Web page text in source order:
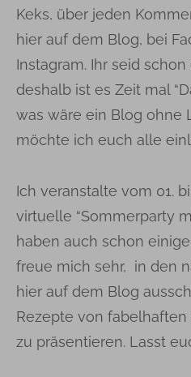
Keks, über jeden
hier auf dem Blog, bei
Instagram. Ihr seid
deshalb ist es Zeit mal
was wäre ein Blog ohne
möchte ich euch alle
Ich veranstalte vom 01.
virtuelle “Sommerparty
haben auch schon
freue mich sehr, in den
hier auf dem Blog
Rezepte von
zu präsentieren. Lasst